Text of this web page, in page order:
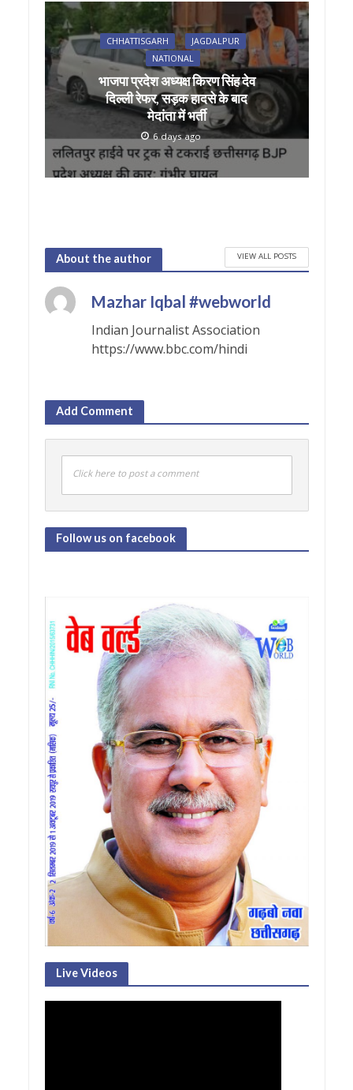
CHHATTISGARH
JAGDALPUR
NATIONAL
भाजपा प्रदेश अध्यक्ष किरण सिंह देव
दिल्ली रेफर, सड़क हादसे के बाद
मेदांता में भर्ती
6 days ago
About the author VIEW ALL POSTS
Mazhar Iqbal #webworld
Indian Journalist Association
https://www.bbc.com/hindi
Add Comment
Click here to post a comment
Follow us on facebook
Live Videos